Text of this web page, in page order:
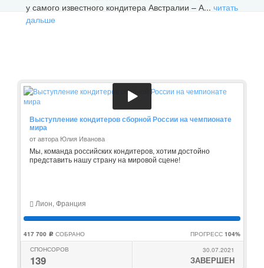
у самого известного кондитера Австралии – А... читать
дальше
Выступление кондитеров сборной России на чемпионате
мира
от автора Юлия Иванова
Мы, команда российских кондитеров, хотим достойно
представить нашу страну на мировой сцене!
Лион, Франция
417 700 c СОБРАНО ПРОГРЕСС 104%
СПОНСОРОВ
139
30.07.2021
ЗАВЕРШЕН